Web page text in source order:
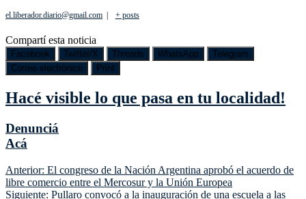
el.liberador.diario@gmail.com + posts
Compartí esta noticia
Facebook Twitter/X Threads WhatsApp
Telegram
Correo electrónico
Print
Hacé visible lo que pasa en tu localidad!
Denunciá
Acá
Navegación
de
Anterior: El congreso de la Nación Argentina aprobó el acuerdo de
libre comercio entre el Mercosur y la Unión Europea
Siguiente: Pullaro convocó a la inauguración de una escuela a las